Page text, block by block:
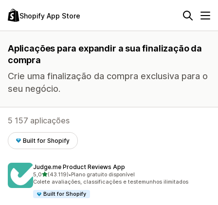
Shopify App Store
Aplicações para expandir a sua finalização da
compra
Crie uma finalização da compra exclusiva para o
seu negócio.
5 157 aplicações
Built for Shopify
Judge.me Product Reviews App
5,0de 5 estrelas
(43.119)
43119 total de avaliações
•Plano gratuito disponível
Colete avaliações, classificações e testemunhos ilimitados
Built for Shopify